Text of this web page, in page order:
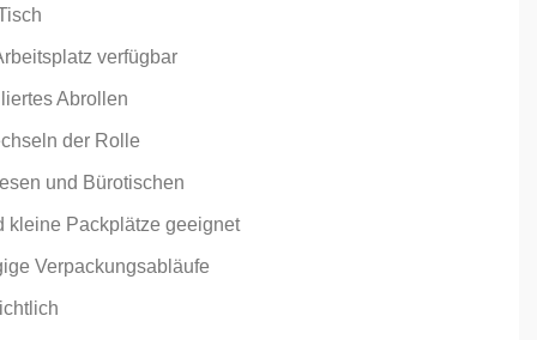
verfügbar
Abrollen
der Rolle
und Bürotischen
kleine Packplätze geeignet
Verpackungsabläufe